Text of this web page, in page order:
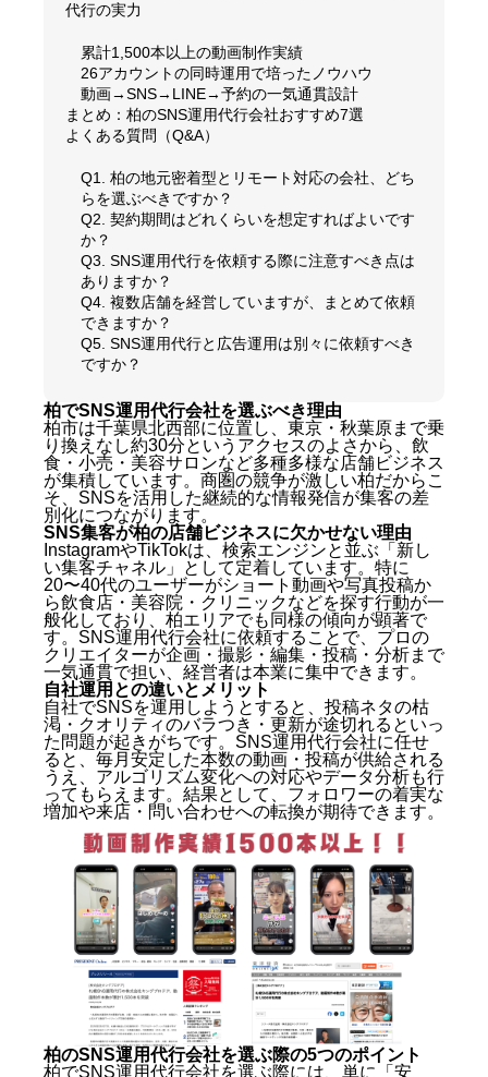
代行の実力
累計1,500本以上の動画制作実績
26アカウントの同時運用で培ったノウハウ
動画→SNS→LINE→予約の一気通貫設計
まとめ：柏のSNS運用代行会社おすすめ7選
よくある質問（Q&A）
Q1. 柏の地元密着型とリモート対応の会社、どち
らを選ぶべきですか？
Q2. 契約期間はどれくらいを想定すればよいです
か？
Q3. SNS運用代行を依頼する際に注意すべき点は
ありますか？
Q4. 複数店舗を経営していますが、まとめて依頼
できますか？
Q5. SNS運用代行と広告運用は別々に依頼すべき
ですか？
柏でSNS運用代行会社を選ぶべき理由
柏市は千葉県北西部に位置し、東京・秋葉原まで乗
り換えなし約30分というアクセスのよさから、飲
食・小売・美容サロンなど多種多様な店舗ビジネス
が集積しています。商圏の競争が激しい柏だからこ
そ、SNSを活用した継続的な情報発信が集客の差
別化につながります。
SNS集客が柏の店舗ビジネスに欠かせない理由
InstagramやTikTokは、検索エンジンと並ぶ「新し
い集客チャネル」として定着しています。特に
20〜40代のユーザーがショート動画や写真投稿か
ら飲食店・美容院・クリニックなどを探す行動が一
般化しており、柏エリアでも同様の傾向が顕著で
す。SNS運用代行会社に依頼することで、プロの
クリエイターが企画・撮影・編集・投稿・分析まで
一気通貫で担い、経営者は本業に集中できます。
自社運用との違いとメリット
自社でSNSを運用しようとすると、投稿ネタの枯
渇・クオリティのバラつき・更新が途切れるといっ
た問題が起きがちです。SNS運用代行会社に任せ
ると、毎月安定した本数の動画・投稿が供給される
うえ、アルゴリズム変化への対応やデータ分析も行
ってもらえます。結果として、フォロワーの着実な
増加や来店・問い合わせへの転換が期待できます。
柏のSNS運用代行会社を選ぶ際の5つのポイント
柏でSNS運用代行会社を選ぶ際には、単に「安